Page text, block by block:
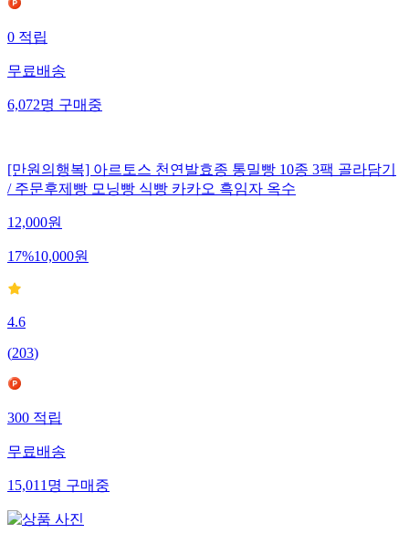
0 적립
무료배송
6,072명 구매중
[만원의행복] 아르토스 천연발효종 통밀빵 10종 3팩 골라담기
/ 주문후제빵 모닝빵 식빵 카카오 흑임자 옥수
12,000원
17%10,000원
4.6
(203)
300 적립
무료배송
15,011 명 구매중